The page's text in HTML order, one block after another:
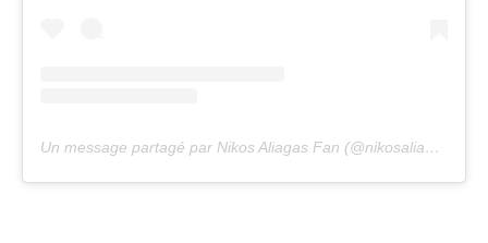
Un message partagé par Nikos Aliagas Fan (@nikosaliagas_fan)